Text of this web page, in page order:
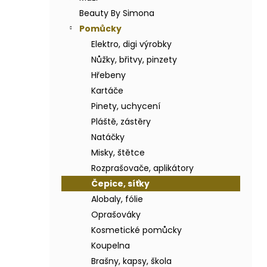
Beauty By Simona
Pomůcky
Elektro, digi výrobky
Nůžky, břitvy, pinzety
Hřebeny
Kartáče
Pinety, uchycení
Pláště, zástěry
Natáčky
Misky, štětce
Rozprašovače, aplikátory
Čepice, síťky
Alobaly, fólie
Oprašováky
Kosmetické pomůcky
Koupelna
Brašny, kapsy, škola
BODY BY SIMONA BANÁN ORGANICKÉ
RUČNĚ VYRÁBĚNÉ BAMBUCKÉ MÁSLO
200ML
749 Kč